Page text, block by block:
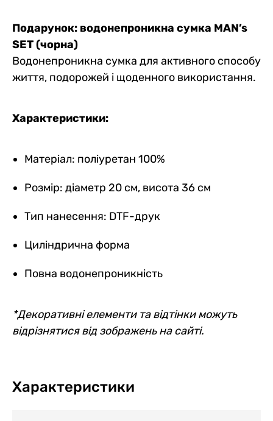
Подарунок: водонепроникна сумка MAN’s
SET (чорна)
Водонепроникна сумка для активного способу
життя, подорожей і щоденного використання.
Характеристики:
Матеріал: поліуретан 100%
Розмір: діаметр 20 см, висота 36 см
Тип нанесення: DTF-друк
Циліндрична форма
Повна водонепроникність
*Декоративні елементи та відтінки можуть
відрізнятися від зображень на сайті.
Характеристики